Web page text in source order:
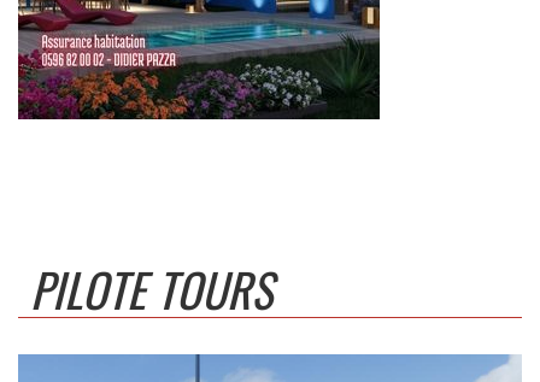
PILOTE TOURS